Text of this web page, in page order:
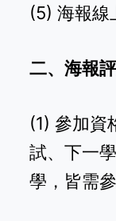
(5) 海報線
二、海報
(1) 參加資
試、下一
學，皆需